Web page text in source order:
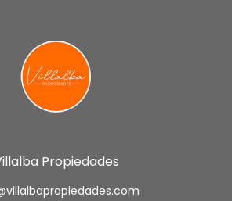
Propiedades